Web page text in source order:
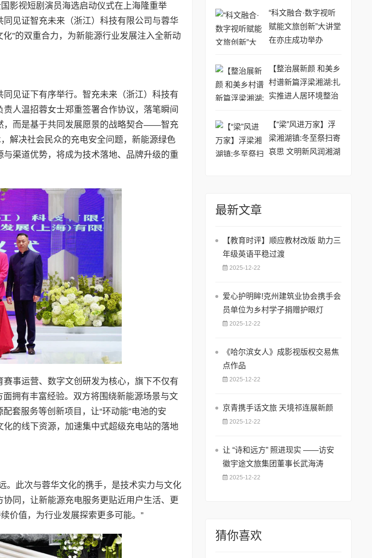
影视短剧演员海选启动仪式在上海隆重举
见证智充未来（浙江）科技有限公司与蓉华
”的双重合力，为新能源行业发展注入全新动
见证下有序举行。智充未来（浙江）科技有
人温招蓉女士郑重签署合作协议，落笔瞬间
，而是基于共同发展愿景的战略契合——智充
解决社会民众的充电安全问题，新能源绿色
渠道优势，将成为技术落地、品牌升级的重
事运营、数字文创研发为核心，旗下不仅有
拥有丰富经验。双方将围绕新能源场景与文
套服务等创新项目，让“环动能”电池的安
的线下资源，加速集中式超级充电站的落地
。此次与蓉华文化的携手，是技术实力与文化
同，让新能源充电服务更贴近用户生活、更
价值，为行业发展探索更多可能。”
“科文融合·数字视听
赋能文旅创新”大讲堂
在亦庄成功举办
【整治展新颜 和美乡
村谱新篇浮梁湘湖:扎
实推进人居环境整治
【“梁”风进万家】浮
梁湘湖镇:冬至祭扫寄
哀思 文明新风润湘湖
最新文章
【教育时评】顺应教材改版 助力三
年级英语平稳过渡
2025-12-22
爱心护明眸!克州建筑业协会携手会
员单位为乡村学子捐赠护眼灯
2025-12-22
《哈尔滨女人》成影视版权交易焦
点作品
2025-12-22
京青携手话文旅 天境祁连展新颜
2025-12-22
让 “诗和远方” 照进现实 ——访安
徽宇途文旅集团董事长武海涛
2025-12-22
猜你喜欢